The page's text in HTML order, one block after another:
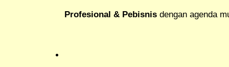
Profesional & Pebisnis dengan agenda